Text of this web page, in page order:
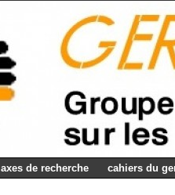
axes de recherche cahiers du